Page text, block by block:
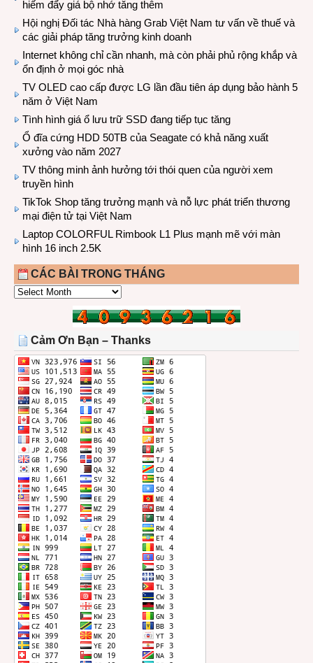
hiếm đẩy giá bộ nhớ tăng thêm
Hội nghị Đối tác Nhà hàng Grab Việt Nam tư vấn về thuế và
các giải pháp tăng trưởng kinh doanh
Internet không chỉ cần nhanh, mà còn phải phủ rộng khắp và
ổn định ở mọi góc nhà
TV OLED cao cấp được LG lần đầu tiên áp dụng bảo hành 5
năm ở Việt Nam
Tình hình giá ổ lưu trữ SSD đang tiếp tục tăng
Ổ đĩa cứng HDD 50TB của Seagate có khả năng xuất
xưởng vào năm 2027
TV thông minh ảnh hưởng tới thói quen của người xem
truyền hình
TikTok Shop tăng trưởng mạnh và nỗ lực phát triển thương
mại điện tử tại Việt Nam
Laptop COLORFUL Rimbook L1 Plus mạnh mẽ với màn
hình 16 inch 2.5K
CÁC BÀI TRONG THÁNG
CÁC
THÁNG
Cảm Ơn Bạn – Thanks